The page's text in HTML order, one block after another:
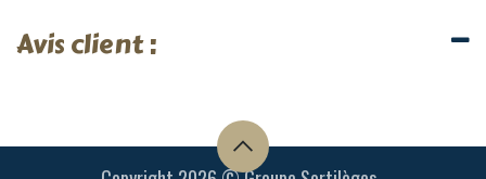
Avis client :